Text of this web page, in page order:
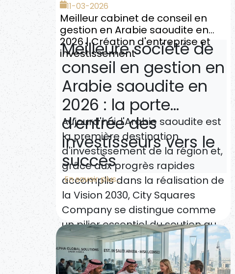
11-03-2026
Meilleur cabinet de conseil en
gestion en Arabie saoudite en
2026 | Création d'entreprise et
investissement
Meilleure société de
conseil en gestion en
Arabie saoudite en
2026 : la porte
d’entrée des
investisseurs vers le
succès
Aujourd'hui, l'Arabie saoudite est
la première destination
d'investissement de la région et,
grâce aux progrès rapides
accomplis dans la réalisation de
la Vision 2030, City Squares
Company se distingue comme
un pilier essentiel du soutien au
secteur des entreprises, ayant
été nomméemeilleure société
de conseil en gestion en Arabie
En savoir plus...